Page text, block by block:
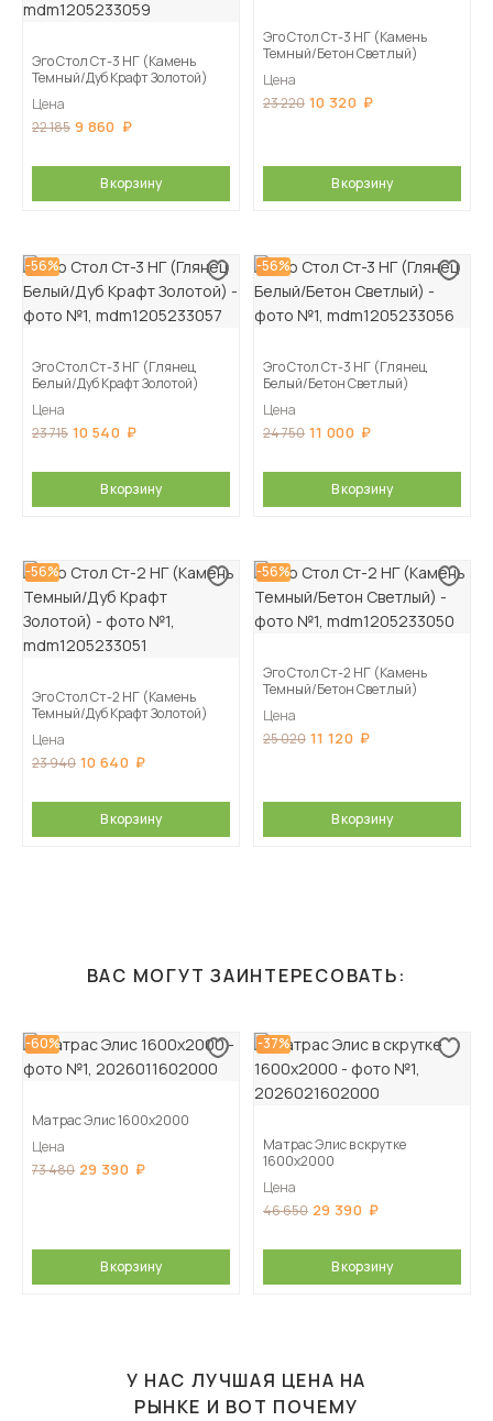
Эго Стол Ст-3 НГ (Камень
Темный/Дуб Крафт Золотой)
Цена
22 185 9 860
В корзину
Эго Стол Ст-3 НГ (Камень
Темный/Бетон Светлый)
Цена
23 220 10 320
В корзину
-56%
Эго Стол Ст-3 НГ (Глянец
Белый/Дуб Крафт Золотой)
Цена
23 715 10 540
В корзину
-56%
Эго Стол Ст-3 НГ (Глянец
Белый/Бетон Светлый)
Цена
24 750 11 000
В корзину
-56%
Эго Стол Ст-2 НГ (Камень
Темный/Дуб Крафт Золотой)
Цена
23 940 10 640
В корзину
-56%
Эго Стол Ст-2 НГ (Камень
Темный/Бетон Светлый)
Цена
25 020 11 120
В корзину
ВАС МОГУТ ЗАИНТЕРЕСОВАТЬ:
-60%
Матрас Элис 1600х2000
Цена
73 480 29 390
В корзину
-37%
Матрас Элис в скрутке
1600х2000
Цена
46 650 29 390
В корзину
У НАС ЛУЧШАЯ ЦЕНА НА
РЫНКЕ И ВОТ ПОЧЕМУ